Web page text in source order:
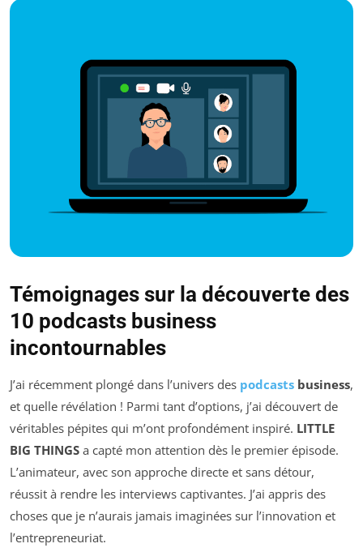
Témoignages sur la découverte des
10 podcasts business
incontournables
J’ai récemment plongé dans l’univers des podcasts business,
et quelle révélation ! Parmi tant d’options, j’ai découvert de
véritables pépites qui m’ont profondément inspiré. LITTLE
BIG THINGS a capté mon attention dès le premier épisode.
L’animateur, avec son approche directe et sans détour,
réussit à rendre les interviews captivantes. J’ai appris des
choses que je n’aurais jamais imaginées sur l’innovation et
l’entrepreneuriat.